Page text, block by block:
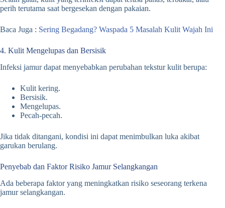
perih terutama saat bergesekan dengan pakaian.
Baca Juga : Sering Begadang? Waspada 5 Masalah Kulit Wajah Ini
4. Kulit Mengelupas dan Bersisik
Infeksi jamur dapat menyebabkan perubahan tekstur kulit berupa:
Kulit kering.
Bersisik.
Mengelupas.
Pecah-pecah.
Jika tidak ditangani, kondisi ini dapat menimbulkan luka akibat
garukan berulang.
Penyebab dan Faktor Risiko Jamur Selangkangan
Ada beberapa faktor yang meningkatkan risiko seseorang terkena
jamur selangkangan.